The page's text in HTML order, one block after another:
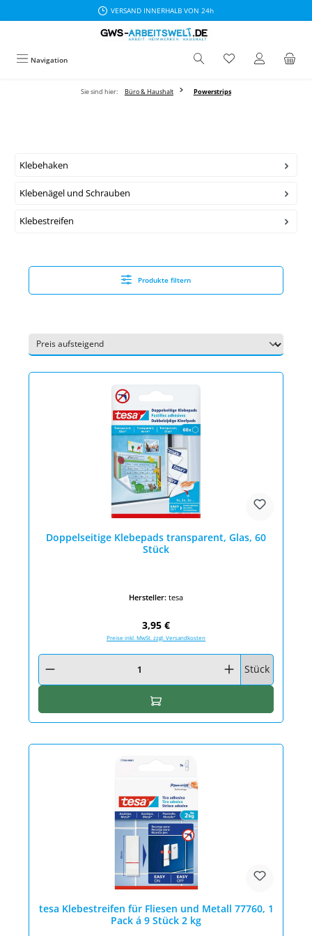
VERSAND INNERHALB VON 24h
Navigation
Sie sind hier: Büro & Haushalt Powerstrips
Klebehaken
Klebenägel und Schrauben
Klebestreifen
Produkte filtern
Doppelseitige Klebepads transparent, Glas, 60
Stück
Hersteller: tesa
Regulärer Preis:
3,95 €
Preise inkl. MwSt. zzgl. Versandkosten
Produkt Anzahl: Gib den gewünschten Wert ein oder benutze die
Stück
In den Warenkorb
tesa Klebestreifen für Fliesen und Metall 77760, 1
Pack á 9 Stück 2 kg